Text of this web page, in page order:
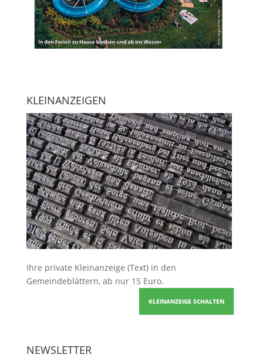
KLEINANZEIGEN
Ihre private Kleinanzeige (Text) in den
Gemeindeblättern, ab nur 15 Euro.
KLEINANZEIGE SCHALTEN
NEWSLETTER